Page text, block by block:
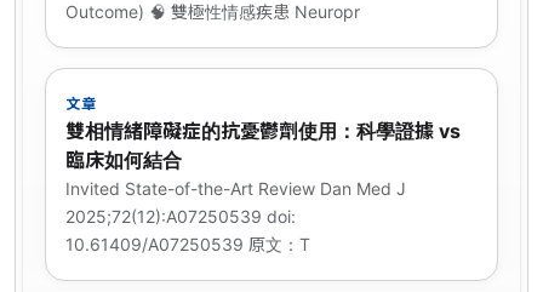
Outcome) 🧠 雙極性情感疾患 Neuropr
文章
雙相情緒障礙症的抗憂鬱劑使用：科學證據 vs
臨床如何結合
Invited State-of-the-Art Review Dan Med J
2025;72(12):A07250539 doi:
10.61409/A07250539 原文：T